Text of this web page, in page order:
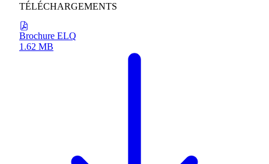
TÉLÉCHARGEMENTS
Brochure ELQ
1.62 MB